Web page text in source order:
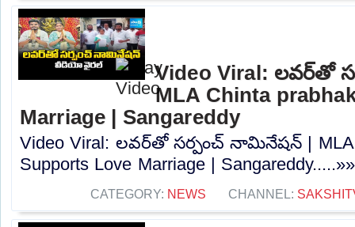
Video Viral: లవర్‌తో
MLA Chinta
Marriage | Sangareddy
Video Viral: లవర్‌తో సర్పంచ్ నామినేషన్ | MLA
Supports Love Marriage | Sangareddy.....»»
CATEGORY: NEWS CHANNEL: